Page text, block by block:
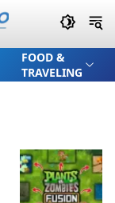
FOOD &
TRAVELING